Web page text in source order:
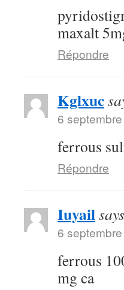
maxalt
Répondre
Kglxuc
6
ferrous
Répondre
Iuyail
6
ferrous
mg ca